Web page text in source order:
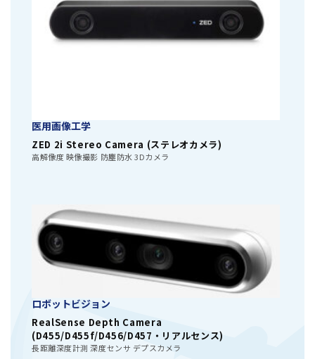
医用画像工学
ZED 2i Stereo Camera (ステレオカメラ)
高解像度 映像撮影 防塵防水 3Dカメラ
ロボットビジョン
RealSense Depth Camera
(D455/D455f/D456/D457・リアルセンス)
長距離深度計測 深度センサ デプスカメラ